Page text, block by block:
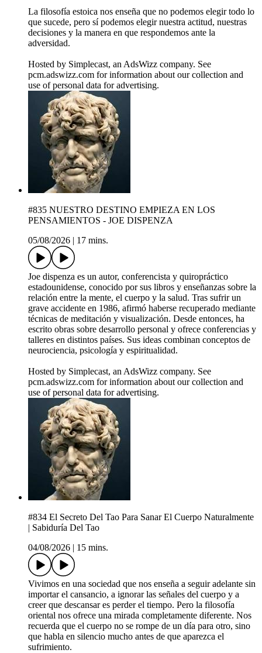
La filosofía estoica nos enseña que no podemos elegir todo lo
que sucede, pero sí podemos elegir nuestra actitud, nuestras
decisiones y la manera en que respondemos ante la
adversidad.
Hosted by Simplecast, an AdsWizz company. See
pcm.adswizz.com for information about our collection and
use of personal data for advertising.
#835 NUESTRO DESTINO EMPIEZA EN LOS
PENSAMIENTOS - JOE DISPENZA
05/08/2026
17 mins.
Joe dispenza es un autor, conferencista y quiropráctico
estadounidense, conocido por sus libros y enseñanzas sobre la
relación entre la mente, el cuerpo y la salud. Tras sufrir un
grave accidente en 1986, afirmó haberse recuperado mediante
técnicas de meditación y visualización. Desde entonces, ha
escrito obras sobre desarrollo personal y ofrece conferencias y
talleres en distintos países. Sus ideas combinan conceptos de
neurociencia, psicología y espiritualidad.
Hosted by Simplecast, an AdsWizz company. See
pcm.adswizz.com for information about our collection and
use of personal data for advertising.
#834 El Secreto Del Tao Para Sanar El Cuerpo Naturalmente
| Sabiduría Del Tao
04/08/2026
15 mins.
Vivimos en una sociedad que nos enseña a seguir adelante sin
importar el cansancio, a ignorar las señales del cuerpo y a
creer que descansar es perder el tiempo. Pero la filosofía
oriental nos ofrece una mirada completamente diferente. Nos
recuerda que el cuerpo no se rompe de un día para otro, sino
que habla en silencio mucho antes de que aparezca el
sufrimiento.